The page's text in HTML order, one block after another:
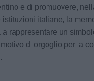
e di promuovere,
istituzioni italiane, la
a rappresentare un
di orgoglio per la